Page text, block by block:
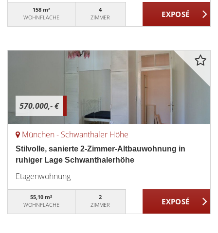
158 m²
WOHNFLÄCHE
4
ZIMMER
570.000,- €
München - Schwanthaler Höhe
Stilvolle, sanierte 2-Zimmer-Altbauwohnung in
ruhiger Lage Schwanthalerhöhe
Etagenwohnung
55,10 m²
WOHNFLÄCHE
2
ZIMMER